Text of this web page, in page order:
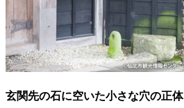
玄関先の石に空いた小さな穴の正体